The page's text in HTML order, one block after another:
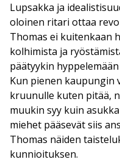
Lupsakka ja
oloinen ritari ottaa
Thomas ei kuitenkaan
kolhimista ja
päätyykin hyppelemään
Kun pienen kaupungin
kruunulle kuten pitää,
muukin syy kuin
miehet pääsevät siis
Thomas näiden
kunnioituksen.